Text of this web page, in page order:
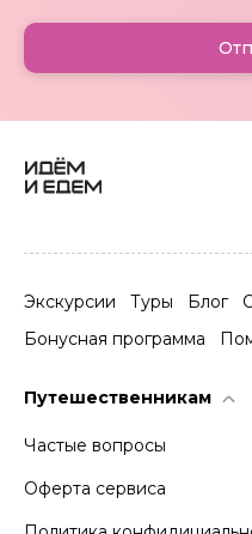
Экскурсии Туры Блог
Бонусная программа
Путешественникам
Частые вопросы
Оферта сервиса